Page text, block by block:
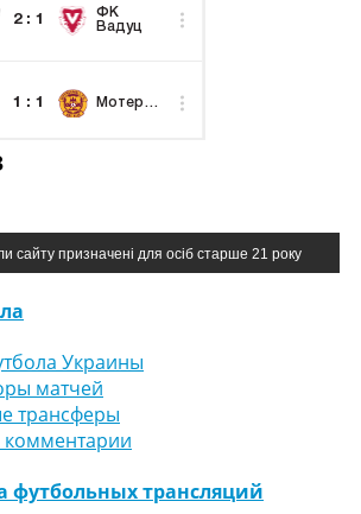
сайту призначені для осіб старше 21 року
Украины
матчей
трансферы
футбольных трансляций